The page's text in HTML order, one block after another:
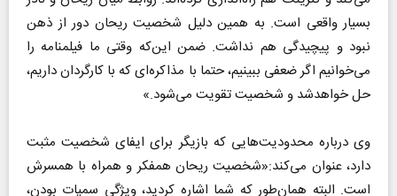
بسیار واقعی است. به همین دلیل شخصیت ریحان دور از ذهن
نبود و پیچیدگی هم نداشت. ضمن این‌که وقتی ما فیلمنامه را
می‌خوانیم اگر ضعفی ببینیم، حتما با مذاکره‌ای که با کارگردان داریم،
حل خواهدشد و شخصیت تقویت می‌شود.»
وی درباره محدودیت‌هایی که بازیگر برای ایفای شخصیت مثبت
دارد، عنوان می‌کند:«شخصیت ریحان همفکر و همراه با همسرش
است. البته همان‌طور که شما اشاره کردید، ویژگی سمپات بودن،